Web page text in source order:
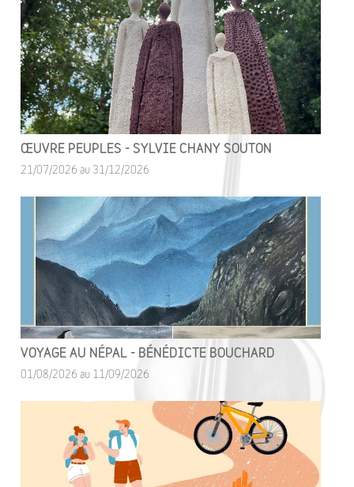
ŒUVRE PEUPLES - SYLVIE CHANY SOUTON
21/07/2026 au 31/12/2026
VOYAGE AU NÉPAL - BÉNÉDICTE BOUCHARD
01/08/2026 au 11/09/2026